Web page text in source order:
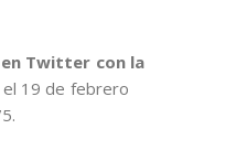
Twitter con la
el 19 de febrero